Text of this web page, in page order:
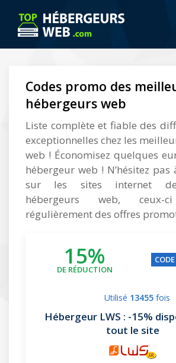
Codes promo des
hébergeurs web
Liste complète et fiable des
exceptionnelles chez les
web ! Économisez quelques
hébergeur web ! N’hésitez pas
sur les sites internet
hébergeurs web, ceux-
régulièrement des offres
15%
DE RÉDUCTION
Utilisé 13455 fois
Hébergeur LWS : -15%
tout le site